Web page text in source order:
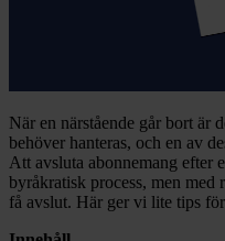
När en närstående går bort är
behöver hanteras, och en av
Att avsluta abonnemang efter
byråkratisk process, men med
få avslut. Här ger vi lite tips